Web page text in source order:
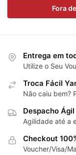
Fora
Entrega em
Utilize o Seu
Troca Fácil
Não caiu bem?
Despacho Ágil
Agilidade até a
Checkout
Voucher/Visa/